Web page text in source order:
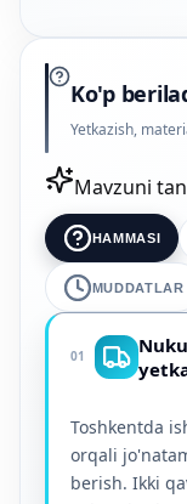
Ko'p
Yetkazish,
Mavzuni
HAMMASI
MUDDATLAR
01
Toshkentda
orqali
berish. Ikki